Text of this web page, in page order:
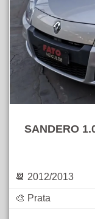
SANDERO
📆 2012/2013
🎨 Prata